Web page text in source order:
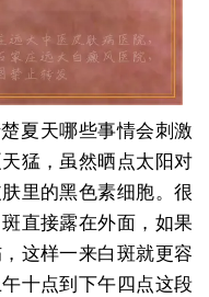
夏天哪些事情会刺激
猛，虽然晒点太阳对
里的黑色素细胞。很
直接露在外面，如果
这样一来白斑就更容
十点到下午四点这段